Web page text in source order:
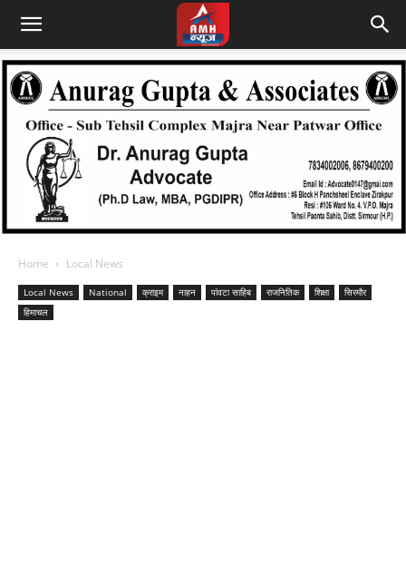
Home Local News
Local News National क्राइम नाहन पांवटा साहिब राजनितिक शिक्षा
सिरमौर
हिमाचल